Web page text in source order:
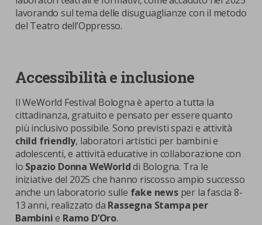
lavorando sul tema delle disuguaglianze con il metodo
del Teatro dell’Oppresso.
Accessibilità e inclusione
Il WeWorld Festival Bologna è aperto a tutta la
cittadinanza, gratuito e pensato per essere quanto
più inclusivo possibile. Sono previsti spazi e attività
child friendly, laboratori artistici per bambini e
adolescenti, e attività educative in collaborazione con
lo Spazio Donna WeWorlddi Bologna. Tra le
iniziative del 2025 che hanno riscosso ampio successo
anche un laboratorio sulle fake newsper la fascia 8-
13 anni, realizzato da Rassegna Stampa per
Bambinie Ramo D’Oro.